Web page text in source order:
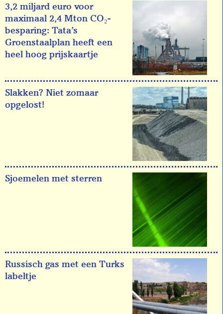
3,2 miljard euro voor
maximaal 2,4 Mton CO₂-
besparing: Tata’s
Groenstaalplan heeft een
heel hoog prijskaartje
Slakken? Niet zomaar
opgelost!
Sjoemelen met sterren
Russisch gas met een Turks
labeltje